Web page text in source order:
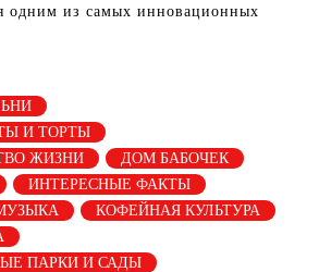
одним из самых инновационных
И ТОРТЫ
ЖИЗНИ
ДОМ БАБОЧЕК
ИНТЕРЕСНЫЕ ФАКТЫ
КОФЕЙНАЯ КУЛЬТУРА
ПАРКИ И САДЫ